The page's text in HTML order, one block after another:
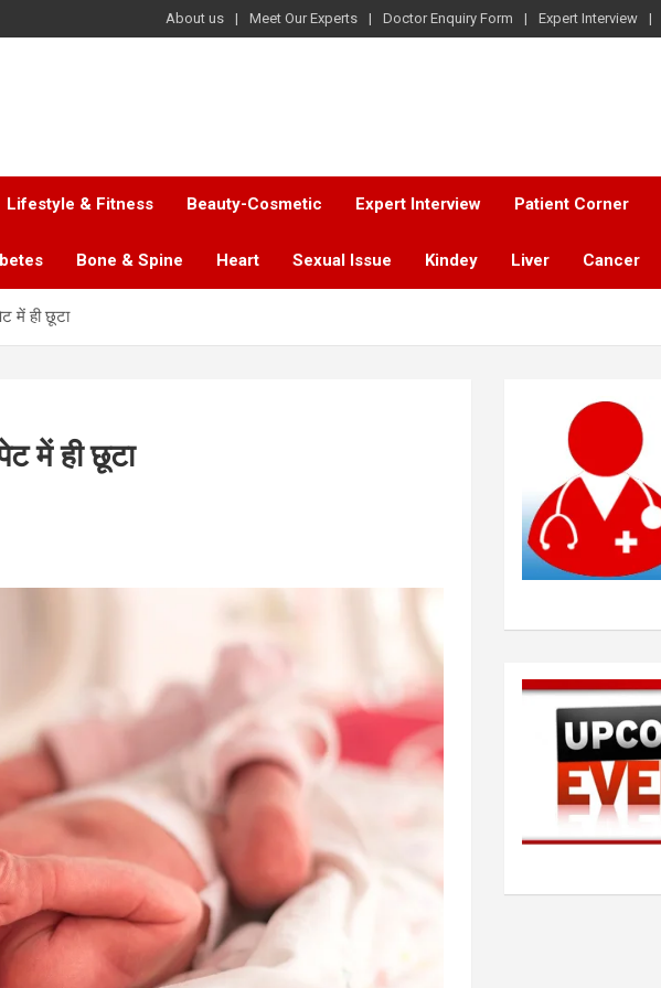
About us Meet Our Experts Doctor Enquiry Form Expert Interview
Lifestyle & Fitness Beauty-Cosmetic Expert Interview Patient Corner
Bone & Spine Heart Sexual Issue Kindey Liver Cancer
में ही छूटा
में ही छूटा